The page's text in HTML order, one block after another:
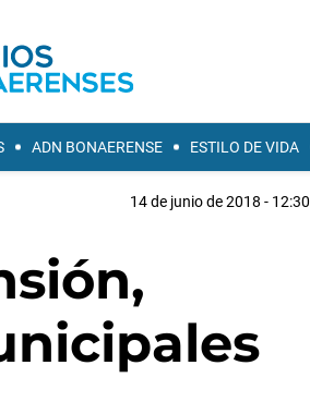
ADN BONAERENSE ESTILO DE VIDA
14 de junio de 2018 - 12:30